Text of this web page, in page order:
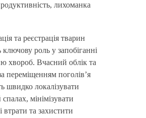
лихоманка
та реєстрація тварин
ключову роль у запобіганні
хвороб. Вчасний облік та
переміщенням поголів’я
швидко локалізувати
мінімізувати
втрати та захистити